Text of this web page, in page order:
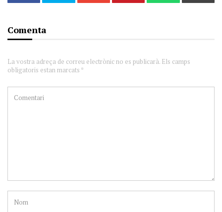
Comenta
La vostra adreça de correu electrònic no es publicarà. Els camps
obligatoris estan marcats *